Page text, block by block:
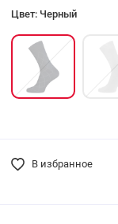
Цвет: Черный
В избранное